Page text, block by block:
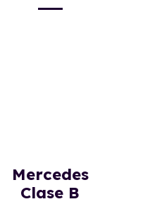
Mercedes
Clase B